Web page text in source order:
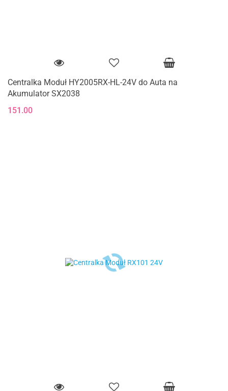
Centralka Moduł HY2005RX-HL-24V do Auta na
Akumulator SX2038
151.00